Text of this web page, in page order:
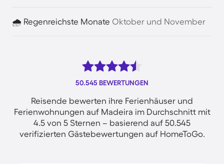
🌧️ Regenreichste Monate Oktober und November
50.545 BEWERTUNGEN
Reisende bewerten ihre Ferienhäuser und
Ferienwohnungen auf Madeira im Durchschnitt mit
4.5 von 5 Sternen – basierend auf 50.545
verifizierten Gästebewertungen auf HomeToGo.